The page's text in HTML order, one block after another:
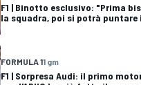
F1 | Binotto esclusivo: "Prima
la squadra, poi si potrà puntare
FORMULA 11 gm
F1 | Sorpresa Audi: il primo